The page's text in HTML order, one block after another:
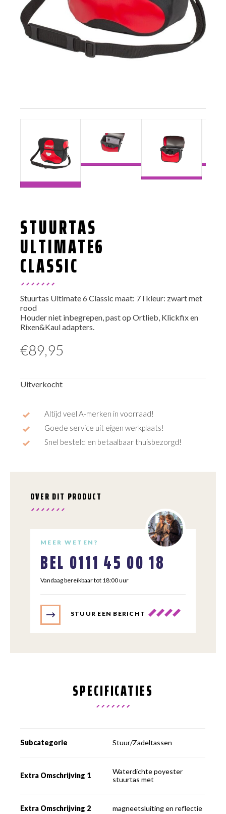
STUURTAS
ULTIMATE6
CLASSIC
Stuurtas Ultimate 6 Classic maat: 7 l kleur: zwart met
rood
Houder niet inbegrepen, past op Ortlieb, Klickfix en
Rixen&Kaul adapters.
€89,95
Uitverkocht
Altijd veel A-merken in voorraad!
Goede service uit eigen werkplaats!
Snel besteld en betaalbaar thuisbezorgd!
OVER DIT PRODUCT
MEER WETEN?
BEL 0111 45 00 18
Vandaag bereikbaar tot 18:00 uur
STUUR EEN BERICHT
SPECIFICATIES
Subcategorie Stuur/Zadeltassen
Extra Omschrijving 1
Waterdichte poyester
stuurtas met
Extra Omschrijving 2 magneetsluiting en reflectie